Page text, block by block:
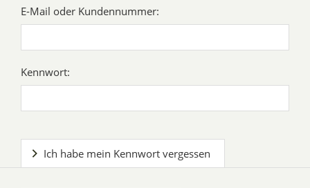
E-Mail oder Kundennummer:
Kennwort:
Ich habe mein Kennwort vergessen